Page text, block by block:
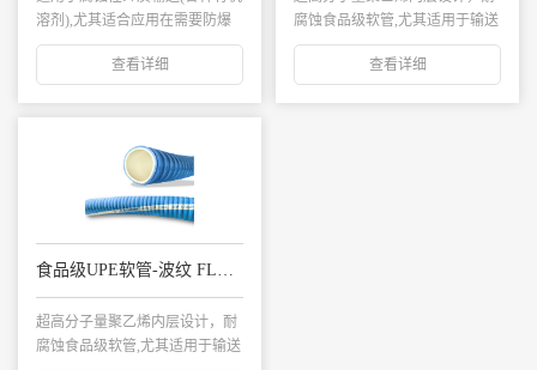
溶剂),尤其适合应用在需要防爆
要求的场合;...
查看详细
腐蚀食品级软管,尤其适用于输送
或抽吸高浓度酒...
查看详细
食品级UPE软管-波纹 FLEXNORM UC/10
超高分子量聚乙烯内层设计，耐
腐蚀食品级软管,尤其适用于输送